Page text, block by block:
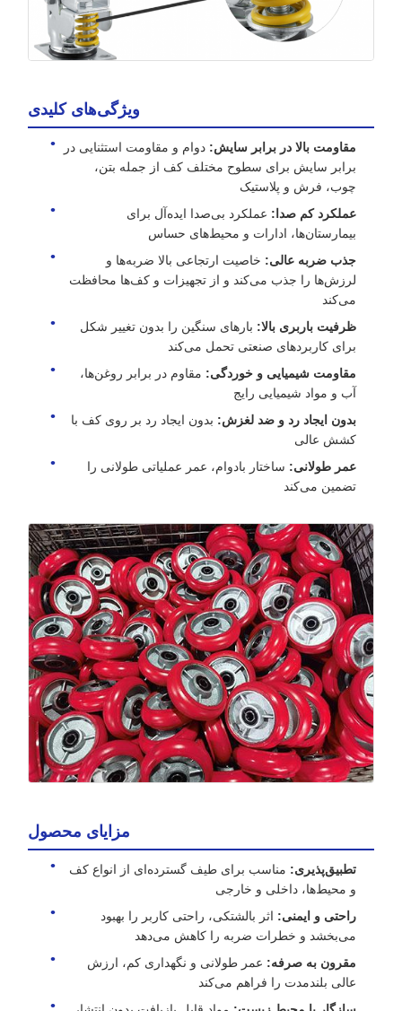
ویژگی‌های کلیدی
مقاومت بالا در برابر سایش: دوام و مقاومت استثنایی در
برابر سایش برای سطوح مختلف کف از جمله بتن،
چوب، فرش و پلاستیک
عملکرد کم صدا: عملکرد بی‌صدا ایده‌آل برای
بیمارستان‌ها، ادارات و محیط‌های حساس
جذب ضربه عالی: خاصیت ارتجاعی بالا ضربه‌ها و
لرزش‌ها را جذب می‌کند و از تجهیزات و کف‌ها محافظت
می‌کند
ظرفیت باربری بالا: بارهای سنگین را بدون تغییر شکل
برای کاربردهای صنعتی تحمل می‌کند
مقاومت شیمیایی و خوردگی: مقاوم در برابر روغن‌ها،
آب و مواد شیمیایی رایج
بدون ایجاد رد و ضد لغزش: بدون ایجاد رد بر روی کف با
کشش عالی
عمر طولانی: ساختار بادوام، عمر عملیاتی طولانی را
تضمین می‌کند
مزایای محصول
تطبیق‌پذیری: مناسب برای طیف گسترده‌ای از انواع کف
و محیط‌ها، داخلی و خارجی
راحتی و ایمنی: اثر بالشتکی، راحتی کاربر را بهبود
می‌بخشد و خطرات ضربه را کاهش می‌دهد
مقرون به صرفه: عمر طولانی و نگهداری کم، ارزش
عالی بلندمدت را فراهم می‌کند